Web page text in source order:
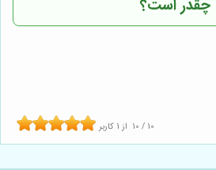
است؟
10 / 10 از 1 کاربر